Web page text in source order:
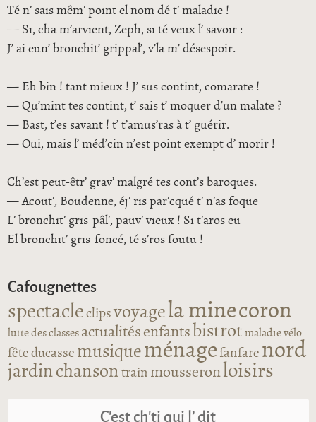
Té n’ sais mêm’ point el nom dé t’ maladie !
— Si, cha m’arvient, Zeph, si té veux l’ savoir :
J’ ai eun’ bronchit’ grippal’, v’la m’ désespoir.
— Eh bin ! tant mieux ! J’ sus contint, comarate !
— Qu’mint tes contint, t’ sais t’ moquer d’un malate ?
— Bast, t’es savant ! t’ t’amus’ras à t’ guérir.
— Oui, mais l’ méd’cin n’est point exempt d’ morir !
Ch’est peut-êtr’ grav’ malgré tes cont’s baroques.
— Acout’, Boudenne, éj’ ris par’cqué t’ n’as foque
L’ bronchit’ gris-pâl’, pauv’ vieux ! Si t’aros eu
El bronchit’ gris-foncé, té s’ros foutu !
Cafougnettes
spectacleclipsvoyagela minecoron
lutte des classes actualitésenfants bistrot maladievélo
fêteducasse musiqueménage fanfare nord
jardinchansontrain mousseronloisirs
C’est ch’ti qui l’ dit